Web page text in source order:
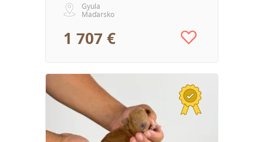
Gyula
Maďarsko
1 707 €